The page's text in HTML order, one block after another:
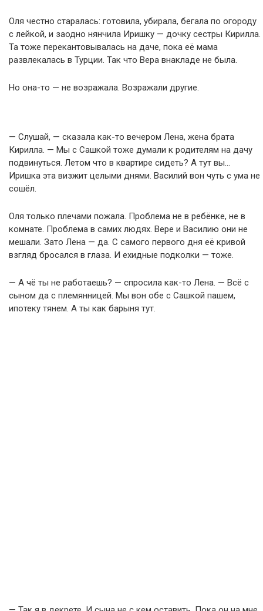
Оля честно старалась: готовила, убирала, бегала по огороду
с лейкой, и заодно нянчила Иришку — дочку сестры Кирилла.
Та тоже перекантовывалась на даче, пока её мама
развлекалась в Турции. Так что Вера внакладе не была.
Но она-то — не возражала. Возражали другие.
— Слушай, — сказала как-то вечером Лена, жена брата
Кирилла. — Мы с Сашкой тоже думали к родителям на дачу
подвинуться. Летом что в квартире сидеть? А тут вы…
Иришка эта визжит целыми днями. Василий вон чуть с ума не
сошёл.
Оля только плечами пожала. Проблема не в ребёнке, не в
комнате. Проблема в самих людях. Вере и Василию они не
мешали. Зато Лена — да. С самого первого дня её кривой
взгляд бросался в глаза. И ехидные подколки — тоже.
— А чё ты не работаешь? — спросила как-то Лена. — Всё с
сыном да с племянницей. Мы вон обе с Сашкой пашем,
ипотеку тянем. А ты как барыня тут.